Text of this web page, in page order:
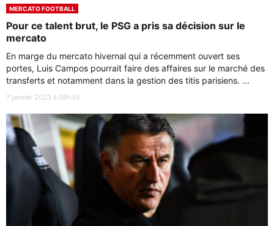
MERCATO FOOTBALL
Pour ce talent brut, le PSG a pris sa décision sur le
mercato
En marge du mercato hivernal qui a récemment ouvert ses
portes, Luis Campos pourrait faire des affaires sur le marché des
transferts et notamment dans la gestion des titis parisiens. ...
7 janvier 2023 à 09h45